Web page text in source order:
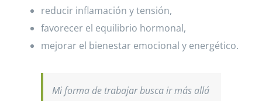
reducir inflamación y tensión,
favorecer el equilibrio hormonal,
mejorar el bienestar emocional y energético.
Mi forma de trabajar busca ir más allá